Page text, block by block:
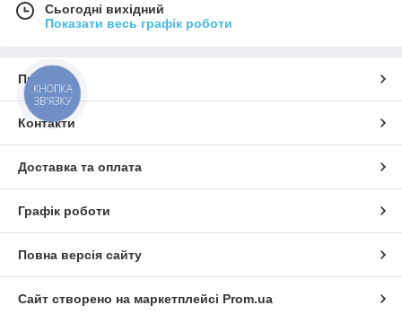
Сьогодні вихідний
Показати весь графік роботи
Про нас
Контакти
Доставка та оплата
Графік роботи
Повна версія сайту
Сайт створено на маркетплейсі Prom.ua
КНОПКА
ЗВ'ЯЗКУ